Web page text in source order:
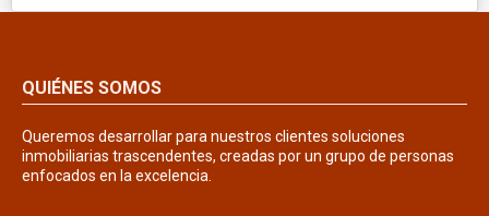
QUIÉNES SOMOS
Queremos desarrollar para nuestros clientes soluciones
inmobiliarias trascendentes, creadas por un grupo de personas
enfocados en la excelencia.